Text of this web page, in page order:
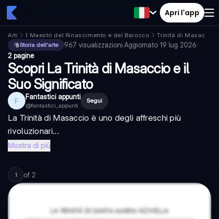
Apri l'app
Arti I Maestri del Rinascimento e del Barocco
Trinità di Masaccio
Storia dell'arte
967 visualizzazioni·Aggiornato 19 lug 2026·
2 pagine
Scopri La Trinità di Masaccio e il
Suo Significato
F Fantastici appunti
@fantastici_appunti
Segui
La Trinità di Masaccio è uno degli affreschi più
rivoluzionari...
Mostra di più
1 of 2